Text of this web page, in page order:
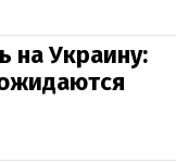
на Украину: